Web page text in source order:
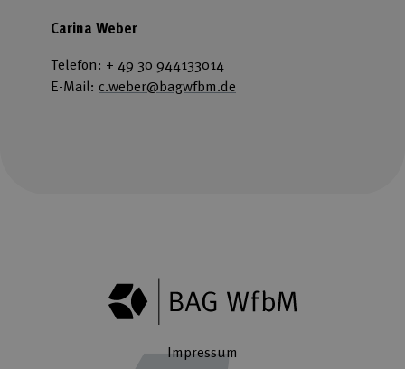
Carina Weber
Telefon: + 49 30 944133014
E-Mail: c.weber@bagwfbm.de
Impressum